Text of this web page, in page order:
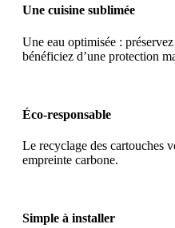
Une cuisine sublimée
Une eau optimisée :
bénéficiez d’une protection
Éco-responsable
Le recyclage des cartouches
empreinte carbone.
Simple à installer